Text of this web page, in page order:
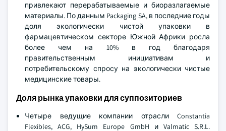
привлекают перерабатываемые и биоразлагаемые
материалы. По данным Packaging SA, в последние годы
доля экологически чистой упаковки в
фармацевтическом секторе Южной Африки росла
более чем на 10% в год благодаря
правительственным инициативам и
потребительскому спросу на экологически чистые
медицинские товары.
Доля рынка упаковки для суппозиториев
Четыре ведущие компании отрасли Constantia
Flexibles, ACG, HySum Europe GmbH и Valmatic S.R.L.